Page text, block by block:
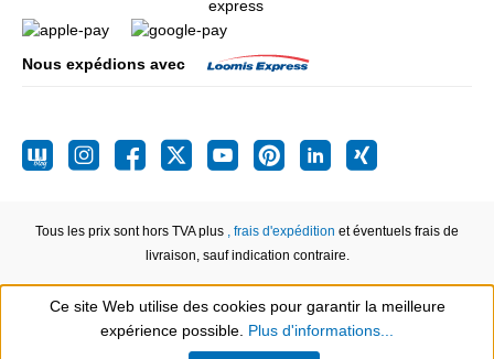
Nous expédions avec
Tous les prix sont hors TVA plus , frais d'expédition et éventuels frais de
livraison, sauf indication contraire.
Ce site Web utilise des cookies pour garantir la meilleure
expérience possible. Plus d'informations...